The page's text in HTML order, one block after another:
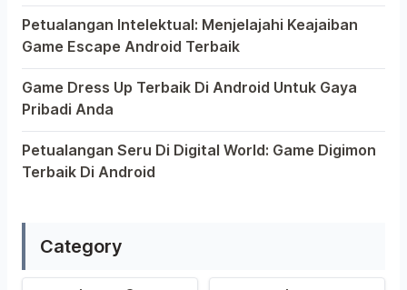
Semakin berkembangnya teknologi di era digital saat
Petualangan Intelektual: Menjelajahi Keajaiban
Game Escape Android Terbaik
Dalam dunia game Android, genre escape telah
Game Dress Up Terbaik Di Android Untuk Gaya
Pribadi Anda
Saat ini, platform Android telah menjadi wadah
Petualangan Seru Di Digital World: Game Digimon
Terbaik Di Android
Category